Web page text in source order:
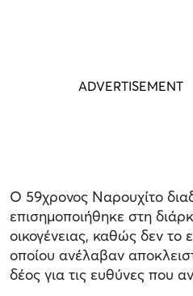
Ο 59χρονος Ναρουχίτο
επισημοποιήθηκε στη
οικογένειας, καθώς δεν
οποίου ανέλαβαν
δέος για τις ευθύνες που